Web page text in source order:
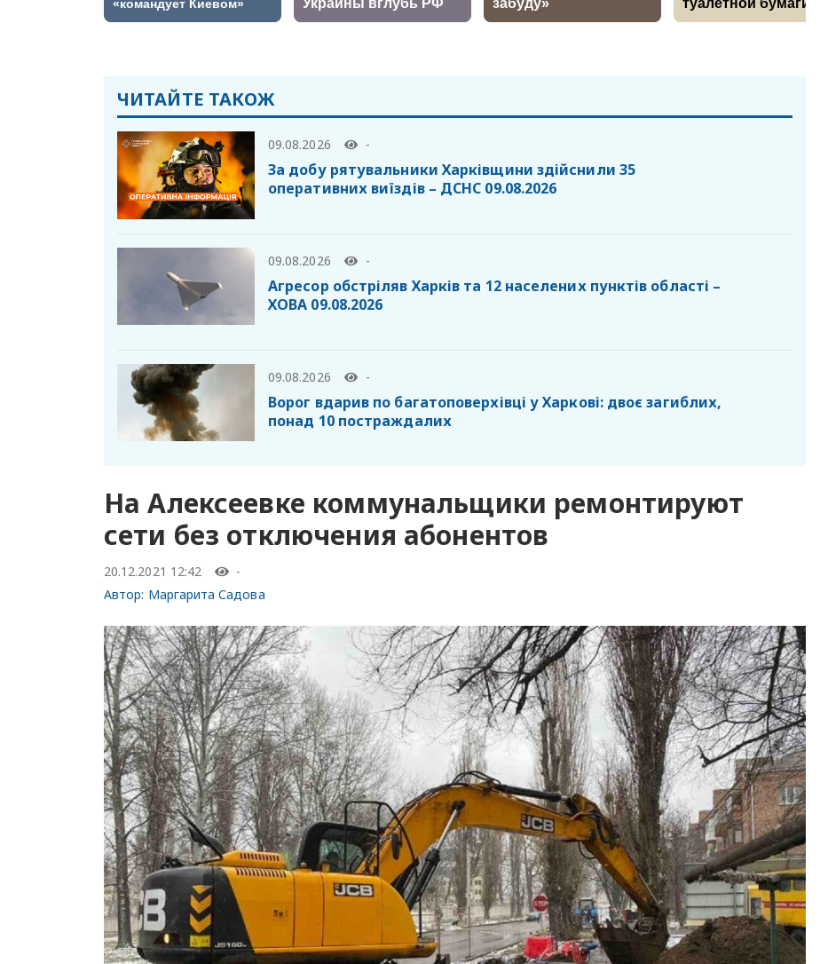
ЧИТАЙТЕ ТАКОЖ
09.08.2026 -
За добу рятувальники Харківщини здійснили 35
оперативних виїздів – ДСНС 09.08.2026
09.08.2026 -
Агресор обстріляв Харків та 12 населених пунктів області –
ХОВА 09.08.2026
09.08.2026 -
Ворог вдарив по багатоповерхівці у Харкові: двоє загиблих,
понад 10 постраждалих
На Алексеевке коммунальщики ремонтируют
сети без отключения абонентов
20.12.2021 12:42
-
Автор: Маргарита Садова